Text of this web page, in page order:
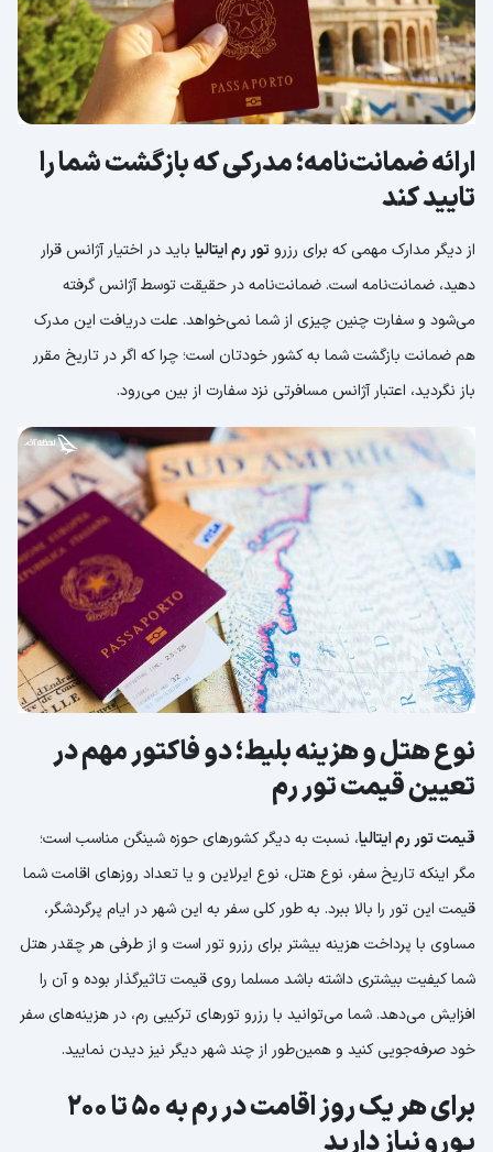
ارائه ضمانت‌‎نامه؛ مدرکی که بازگشت شما را
تایید کند
از دیگر مدارک مهمی که برای رزرو تور رم ایتالیا باید در اختیار آژانس قرار
دهید، ضمانت‌نامه است. ضمانت‌نامه در حقیقت توسط آژانس گرفته
می‌شود و سفارت چنین چیزی از شما نمی‌خواهد. علت دریافت این مدرک
هم ضمانت بازگشت شما به کشور خودتان است؛ چرا که اگر در تاریخ مقرر
باز نگردید، اعتبار آژانس مسافرتی نزد سفارت از بین می‌رود.
نوع هتل و هزینه بلیط؛ دو فاکتور مهم در
تعیین قیمت تور رم
قیمت تور رم ایتالیا، نسبت به دیگر کشورهای حوزه شینگن مناسب است؛
مگر اینکه تاریخ سفر، نوع هتل، نوع ایرلاین و یا تعداد روزهای اقامت شما
قیمت این تور را بالا ببرد. به طور کلی سفر به این شهر در ایام پرگردشگر،
مساوی با پرداخت هزینه بیشتر برای رزرو تور است و از طرفی هر چقدر هتل
شما کیفیت بیشتری داشته باشد مسلما روی قیمت تاثیرگذار بوده و آن را
افزایش می‌دهد. شما می‌توانید با رزرو تورهای ترکیبی رم، در هزینه‌های سفر
خود صرفه‌جویی کنید و همین‌طور از چند شهر دیگر نیز دیدن نمایید.
برای هر یک روز اقامت در رم به 50 تا 200
یورو نیاز دارید